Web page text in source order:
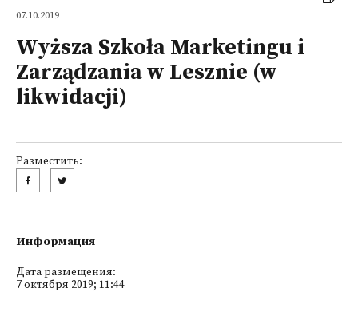
07.10.2019
Wyższa Szkoła Marketingu i
Zarządzania w Lesznie (w
likwidacji)
Разместить:
Информация
Дата размещения:
7 октября 2019; 11:44